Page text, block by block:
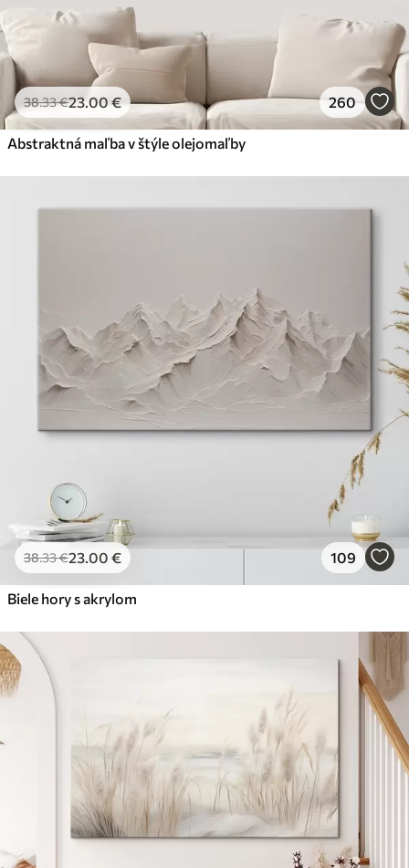
38.33€23.00€ 260
Abstraktná maľba v štýle olejomaľby
38.33€23.00 € 109
Biele hory s akrylom